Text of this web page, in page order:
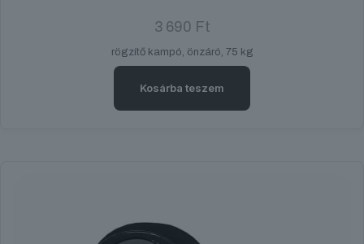
3 690 Ft
rögzítő kampó, önzáró, 75 kg
Kosárba teszem